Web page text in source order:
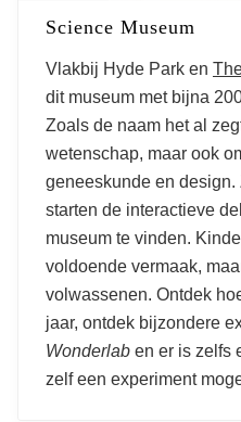
Science Museum
Vlakbij Hyde Park en
dit museum met bijna
Zoals de naam het al
wetenschap, maar ook
geneeskunde en
starten de interactieve
museum te vinden.
voldoende vermaak,
volwassenen. Ontdek
jaar, ontdek bijzondere
Wonderlab en er is zelfs
zelf een experiment